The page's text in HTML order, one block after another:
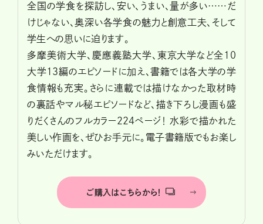
全国の学食を探訪し、安い、うまい、量が多い……だ
けじゃない、奥深い各学食の魅力と創意工夫、そして
学生への思いに迫ります。
多摩美術大学、慶應義塾大学、東京大学など全10
大学13編のエピソードに加え、書籍では各大学の学
食情報も充実。さらに連載では描けなかった取材時
の裏話やマル秘エピソードなど、描き下ろし漫画も盛
りだくさんのフルカラー224ページ！ 水彩で描かれた
美しい作画を、ぜひお手元に。電子書籍版でもお楽し
みいただけます。
ご購入はこちらから！